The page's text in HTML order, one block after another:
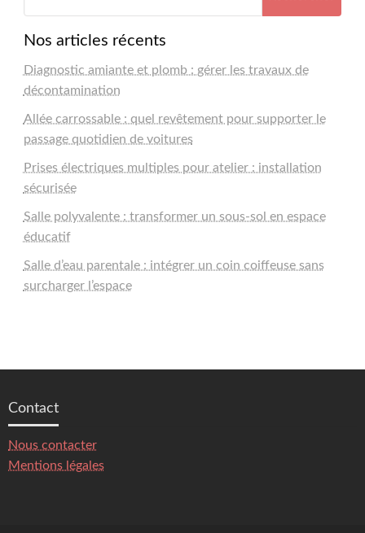
Nos articles récents
Diagnostic amiante et plomb : gérer les travaux de
décontamination
Allée carrossable : quel revêtement pour supporter le
passage quotidien de voitures
Prises électriques multiples pour atelier : installation
sécurisée
Salle polyvalente : transformer un sous-sol en espace
éducatif
Salle d’eau parentale : intégrer un coin coiffeuse sans
surcharger l’espace
Contact
Nous contacter
Mentions légales